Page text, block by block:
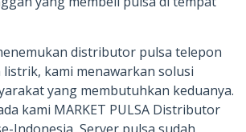
distributor pulsa telepon
kami menawarkan solusi
yang membutuhkan keduanya.
kami MARKET PULSA Distributor
Indonesia, Server pulsa sudah